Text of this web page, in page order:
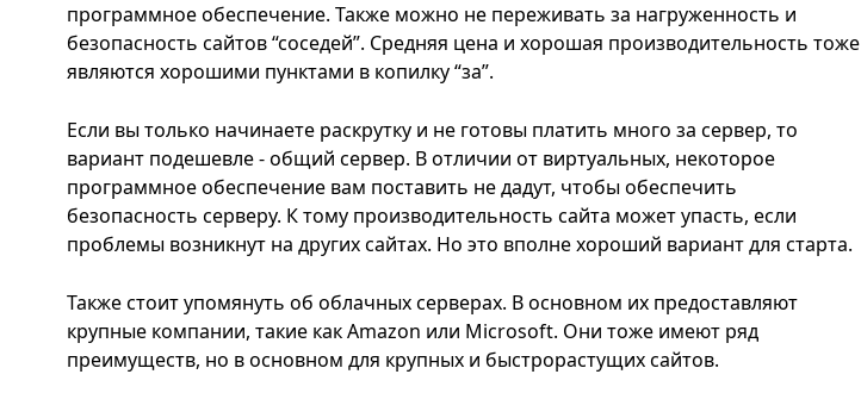
программное обеспечение. Также можно не переживать за нагруженность и
безопасность сайтов “соседей”. Средняя цена и хорошая производительность тоже
являются хорошими пунктами в копилку “за”.
Если вы только начинаете раскрутку и не готовы платить много за сервер, то
вариант подешевле - общий сервер. В отличии от виртуальных, некоторое
программное обеспечение вам поставить не дадут, чтобы обеспечить
безопасность серверу. К тому производительность сайта может упасть, если
проблемы возникнут на других сайтах. Но это вполне хороший вариант для старта.
Также стоит упомянуть об облачных серверах. В основном их предоставляют
крупные компании, такие как Amazon или Microsoft. Они тоже имеют ряд
преимуществ, но в основном для крупных и быстрорастущих сайтов.